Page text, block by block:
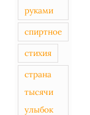
руками
спиртное
стихия
страна
тысячи
улыбок